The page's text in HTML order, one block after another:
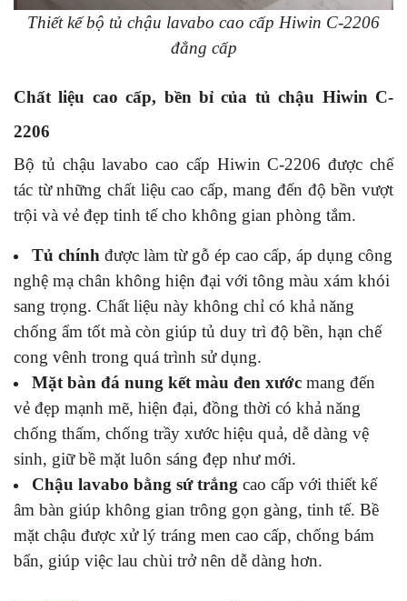
Thiết kế bộ tủ chậu lavabo cao cấp Hiwin C-2206
đẳng cấp
Chất liệu cao cấp, bền bỉ của tủ chậu Hiwin C-
2206
Bộ tủ chậu lavabo cao cấp Hiwin C-2206 được chế
tác từ những chất liệu cao cấp, mang đến độ bền vượt
trội và vẻ đẹp tinh tế cho không gian phòng tắm.
Tủ chính được làm từ gỗ ép cao cấp, áp dụng công
nghệ mạ chân không hiện đại với tông màu xám khói
sang trọng. Chất liệu này không chỉ có khả năng
chống ẩm tốt mà còn giúp tủ duy trì độ bền, hạn chế
cong vênh trong quá trình sử dụng.
Mặt bàn đá nung kết màu đen xước mang đến
vẻ đẹp mạnh mẽ, hiện đại, đồng thời có khả năng
chống thấm, chống trầy xước hiệu quả, dễ dàng vệ
sinh, giữ bề mặt luôn sáng đẹp như mới.
Chậu lavabo bằng sứ trắng cao cấp với thiết kế
âm bàn giúp không gian trông gọn gàng, tinh tế. Bề
mặt chậu được xử lý tráng men cao cấp, chống bám
bẩn, giúp việc lau chùi trở nên dễ dàng hơn.